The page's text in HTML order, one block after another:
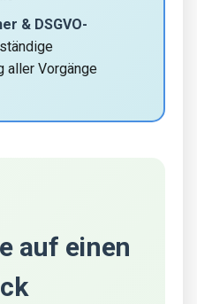
& DSGVO-
aller Vorgänge
auf einen